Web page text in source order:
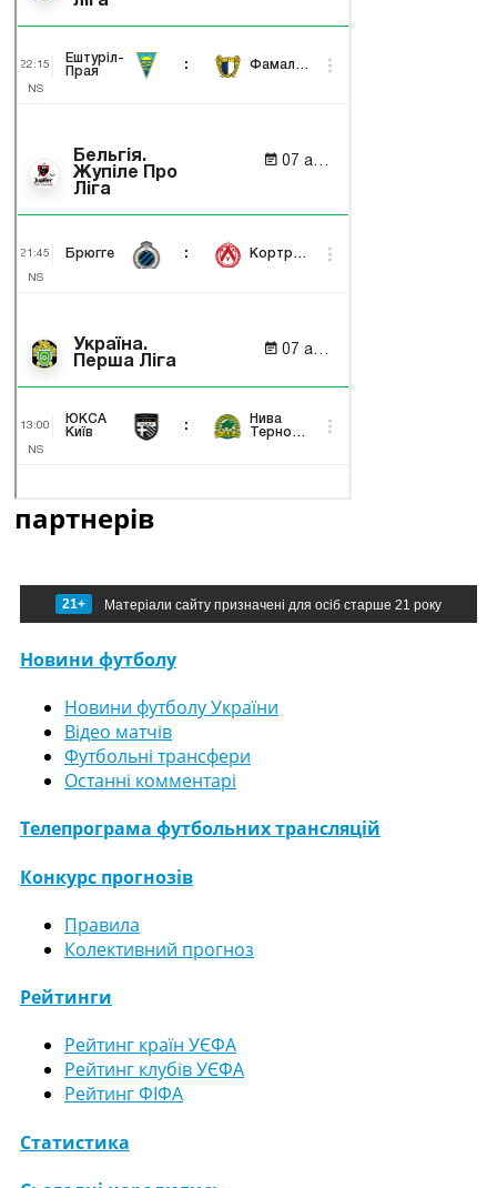
партнерів
21+ Матеріали сайту призначені для осіб старше 21 року
Новини футболу
Новини футболу України
Відео матчів
Футбольні трансфери
Останні комментарі
Телепрограма футбольних трансляцій
Конкурс прогнозів
Правила
Колективний прогноз
Рейтинги
Рейтинг країн УЄФА
Рейтинг клубів УЄФА
Рейтинг ФІФА
Статистика